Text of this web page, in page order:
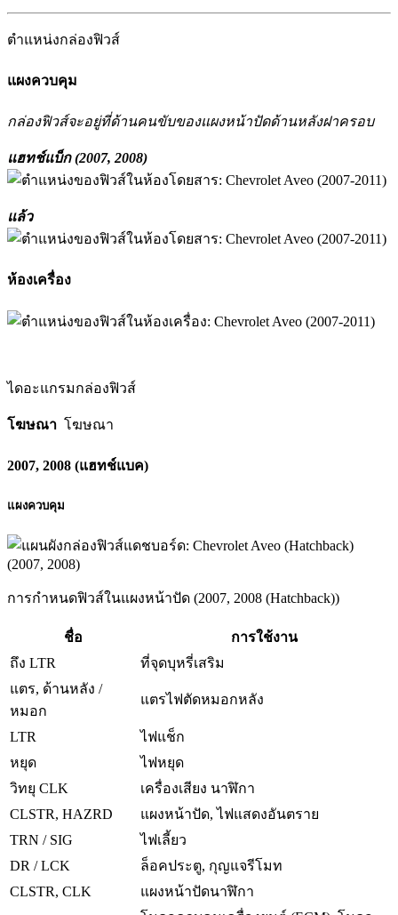
ตำแหน่งกล่องฟิวส์
แผงควบคุม
กล่องฟิวส์จะอยู่ที่ด้านคนขับของแผงหน้าปัดด้านหลังฝาครอบ
แฮทช์แบ็ก (2007, 2008)
แล้ว
ห้องเครื่อง
ไดอะแกรมกล่องฟิวส์
โฆษณา โฆษณา
2007, 2008 (แฮทช์แบค)
แผงควบคุม
การกำหนดฟิวส์ในแผงหน้าปัด (2007, 2008 (Hatchback))
ชื่อ
การใช้งาน
ถึง LTR
ที่จุดบุหรี่เสริม
แตร, ด้านหลัง /
หมอก
แตรไฟตัดหมอกหลัง
LTR
ไฟแช็ก
หยุด
ไฟหยุด
วิทยุ CLK
เครื่องเสียง นาฬิกา
CLSTR, HAZRD
แผงหน้าปัด, ไฟแสดงอันตราย
TRN / SIG
ไฟเลี้ยว
DR / LCK
ล็อคประตู, กุญแจรีโมท
CLSTR, CLK
แผงหน้าปัดนาฬิกา